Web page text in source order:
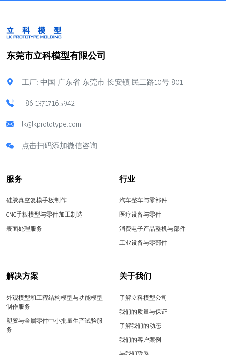
东莞市立科模型有限公司
工厂: 中国 广东省 东莞市 长安镇 民二路10号 801
+86 13717165942
lk@lkprototype.com
点击扫码添加微信咨询
服务
硅胶真空复模手板制作
CNC手板模型与零件加工制造
表面处理服务
行业
汽车整车与零部件
医疗设备与零件
消费电子产品整机与部件
工业设备与零部件
解决方案
外观模型和工程结构模型与功能模型
制作服务
塑胶与金属零件中小批量生产试验服
务
关于我们
了解立科模型公司
我们的质量与保证
了解我们的动态
我们的客户案例